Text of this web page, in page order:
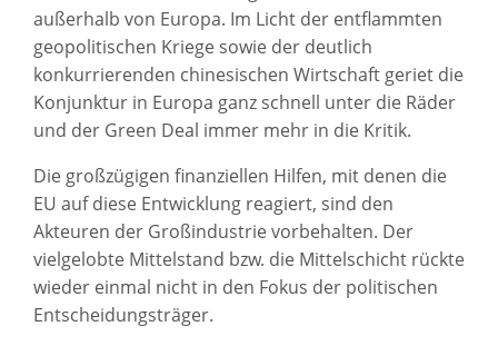
außerhalb von Europa. Im Licht der entflammten
geopolitischen Kriege sowie der deutlich
konkurrierenden chinesischen Wirtschaft geriet die
Konjunktur in Europa ganz schnell unter die Räder
und der Green Deal immer mehr in die Kritik.
Die großzügigen finanziellen Hilfen, mit denen die
EU auf diese Entwicklung reagiert, sind den
Akteuren der Großindustrie vorbehalten. Der
vielgelobte Mittelstand bzw. die Mittelschicht rückte
wieder einmal nicht in den Fokus der politischen
Entscheidungsträger.